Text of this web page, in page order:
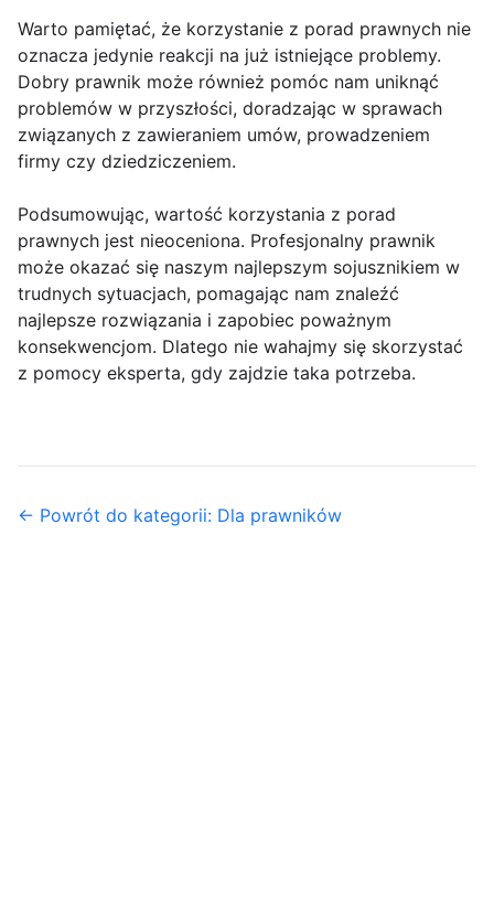
Warto pamiętać, że korzystanie z porad prawnych nie
oznacza jedynie reakcji na już istniejące problemy.
Dobry prawnik może również pomóc nam uniknąć
problemów w przyszłości, doradzając w sprawach
związanych z zawieraniem umów, prowadzeniem
firmy czy dziedziczeniem.
Podsumowując, wartość korzystania z porad
prawnych jest nieoceniona. Profesjonalny prawnik
może okazać się naszym najlepszym sojusznikiem w
trudnych sytuacjach, pomagając nam znaleźć
najlepsze rozwiązania i zapobiec poważnym
konsekwencjom. Dlatego nie wahajmy się skorzystać
z pomocy eksperta, gdy zajdzie taka potrzeba.
← Powrót do kategorii: Dla prawników